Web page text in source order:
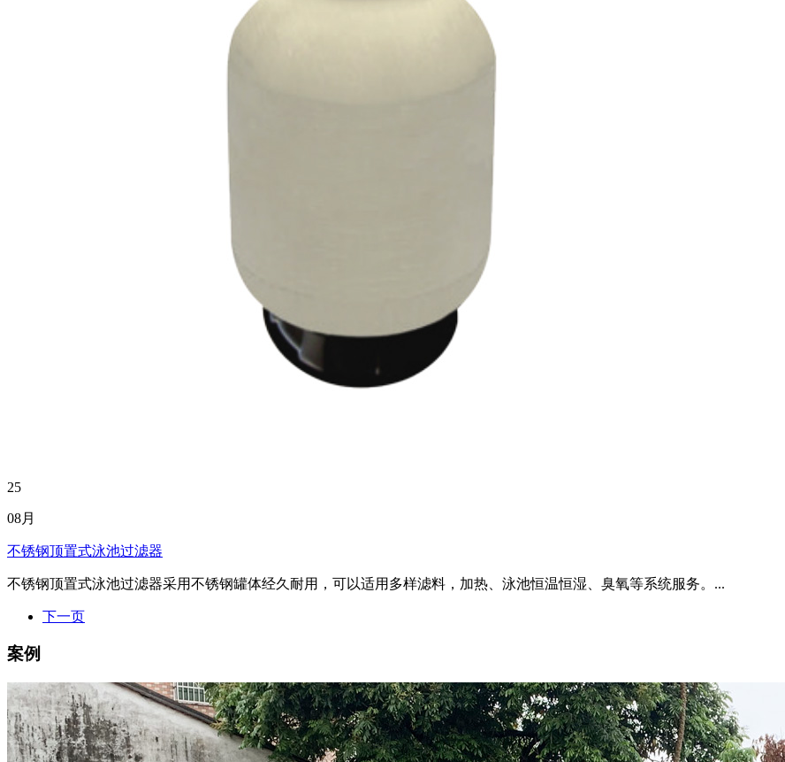
25
08月
不锈钢顶置式泳池过滤器
不锈钢顶置式泳池过滤器采用不锈钢罐体经久耐用，可以适用多样滤料，加热、泳池恒温恒湿、臭氧等系统服务。...
下一页
案例